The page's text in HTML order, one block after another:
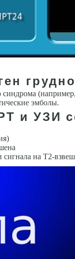
эмболы.
и УЗИ
на Т2-